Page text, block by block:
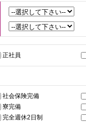
正社員
社会保険完備
寮完備
完全週休2日制